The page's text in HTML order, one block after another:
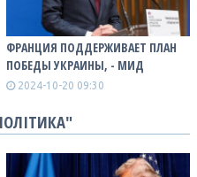
ФРАНЦИЯ ПОДДЕРЖИВАЕТ ПЛАН
ПОБЕДЫ УКРАИНЫ, - МИД
2024-10-20 09:30